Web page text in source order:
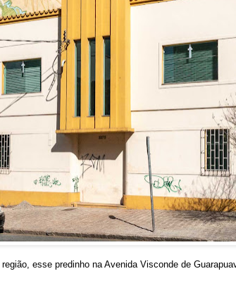
esse predinho na Avenida Visconde de